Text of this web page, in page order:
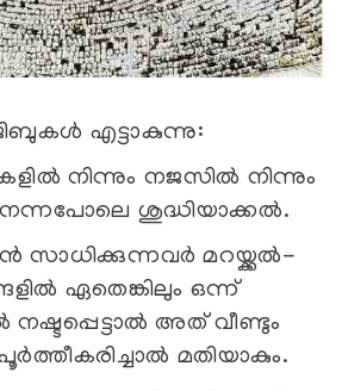
എട്ടാകുന്നു:
നിന്നും നജസില്‍ നിന്നും
ശുദ്ധിയാക്കല്‍.
സാധിക്കുന്നവര്‍ മറയ്ക്കല്‍-
ഏതെങ്കിലും ഒന്ന്
നഷ്ടപ്പെട്ടാല്‍ അത് വീണ്ടും
മതിയാകും.